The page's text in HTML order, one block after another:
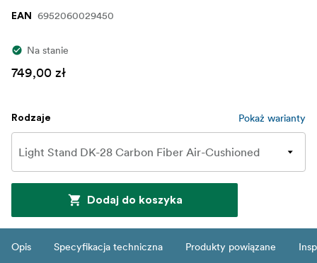
EAN 6952060029450
Na stanie
749,00 zł
Rodzaje Pokaż warianty
Dodaj do koszyka
Opis Specyfikacja techniczna Produkty powiązane